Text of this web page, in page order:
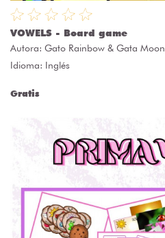
VOWELS - Board game
Autora: Gato Rainbow & Gata Moon
Idioma: Inglés
Gratis